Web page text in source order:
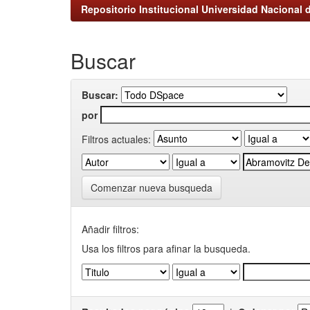
Repositorio Institucional Universidad Nacional
Buscar
Buscar:
por
Filtros actuales:
Comenzar nueva busqueda
Añadir filtros:
Usa los filtros para afinar la busqueda.